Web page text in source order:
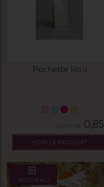
Pochette lilou
0,85
VOIR LE PRODUIT
NOUVEAU